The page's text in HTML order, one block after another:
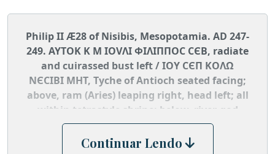
Philip II Æ28 of Nisibis, Mesopotamia. AD 247-
249. AYTOK K M IOVΛI ΦIΛIΠΠOC CЄB, radiate
and cuirassed bust left / IOY CЄΠ KOΛΩ
NЄCIBI MHT, Tyche of Antioch seated facing;
above, ram (Aries) leaping right, head left; all
within tetrastyle shrine; below, river-god
Euphrates swimming right. Cf. BMC 22-3
(Philip I); cf. SNG Copenhagen 240 (same); cf.
Continuar Lendo